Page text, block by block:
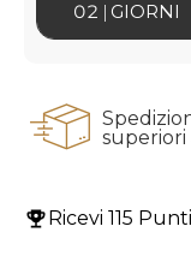
02 GIORNI
superiori
Ricevi 115 Punti